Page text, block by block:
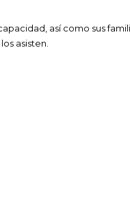
así como sus
asisten.